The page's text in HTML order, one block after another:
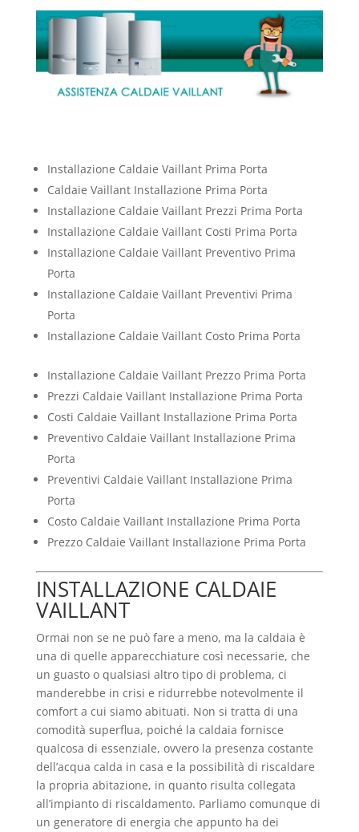
Installazione Caldaie Vaillant Prima Porta
Caldaie Vaillant Installazione Prima Porta
Installazione Caldaie Vaillant Prezzi Prima Porta
Installazione Caldaie Vaillant Costi Prima Porta
Installazione Caldaie Vaillant Preventivo Prima
Porta
Installazione Caldaie Vaillant Preventivi Prima
Porta
Installazione Caldaie Vaillant Costo Prima Porta
Installazione Caldaie Vaillant Prezzo Prima Porta
Prezzi Caldaie Vaillant Installazione Prima Porta
Costi Caldaie Vaillant Installazione Prima Porta
Preventivo Caldaie Vaillant Installazione Prima
Porta
Preventivi Caldaie Vaillant Installazione Prima
Porta
Costo Caldaie Vaillant Installazione Prima Porta
Prezzo Caldaie Vaillant Installazione Prima Porta
INSTALLAZIONE CALDAIE
VAILLANT
Ormai non se ne può fare a meno, ma la caldaia è
una di quelle apparecchiature così necessarie, che
un guasto o qualsiasi altro tipo di problema, ci
manderebbe in crisi e ridurrebbe notevolmente il
comfort a cui siamo abituati. Non si tratta di una
comodità superflua, poiché la caldaia fornisce
qualcosa di essenziale, ovvero la presenza costante
dell’acqua calda in casa e la possibilità di riscaldare
la propria abitazione, in quanto risulta collegata
all’impianto di riscaldamento. Parliamo comunque di
un generatore di energia che appunto ha dei